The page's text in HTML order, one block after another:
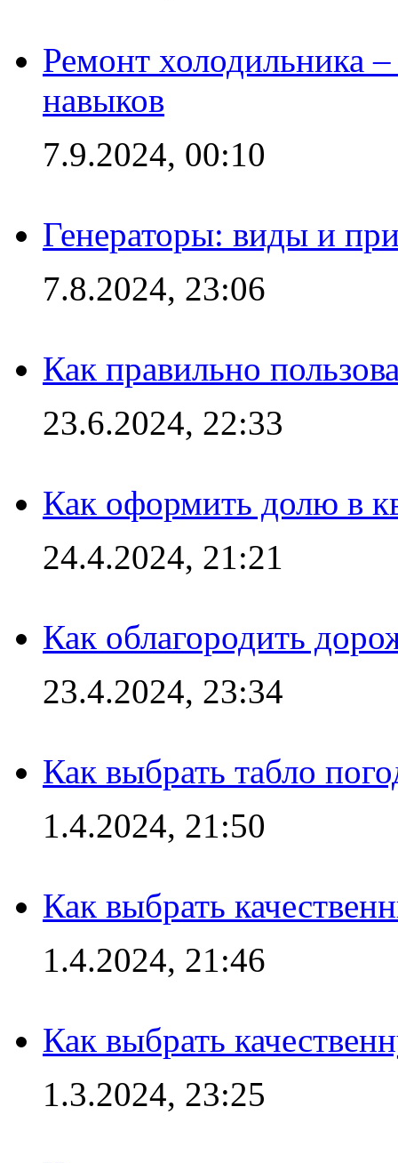
Ремонт холодильника
навыков
7.9.2024, 00:10
Генераторы: виды и
7.8.2024, 23:06
Как правильно
23.6.2024, 22:33
Как оформить долю в
24.4.2024, 21:21
Как облагородить
23.4.2024, 23:34
Как выбрать табло
1.4.2024, 21:50
Как выбрать
1.4.2024, 21:46
Как выбрать
1.3.2024, 23:25